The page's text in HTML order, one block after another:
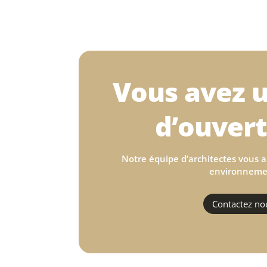
Vous avez
Notre équipe d’architectes vous
Contactez